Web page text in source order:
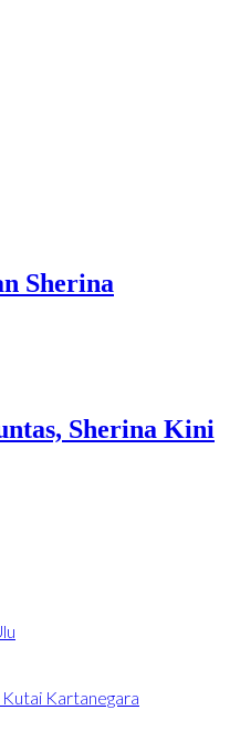
Kartanegara
Sherina
Sherina Kini